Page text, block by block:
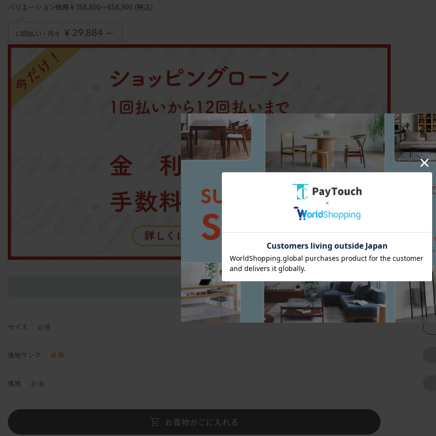
バリエーション価格 ¥ 358,600～658,900 (税込)
12回払い・月々 ¥ 29,884 ～
張地一覧を見る
サイズ 必須
張地ランク 必須
張地 必須
お買物かごに入れる